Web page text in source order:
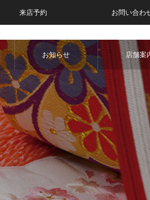
来店予約 お問い合わ
お知らせ 店舗案